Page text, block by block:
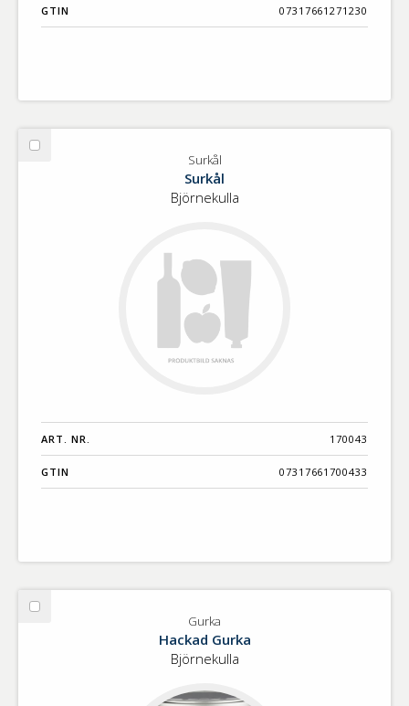
GTIN 07317661271230
Välj
Surkål
Surkål
Björnekulla
ART. NR. 170043
GTIN 07317661700433
Välj
Gurka
Hackad Gurka
Björnekulla